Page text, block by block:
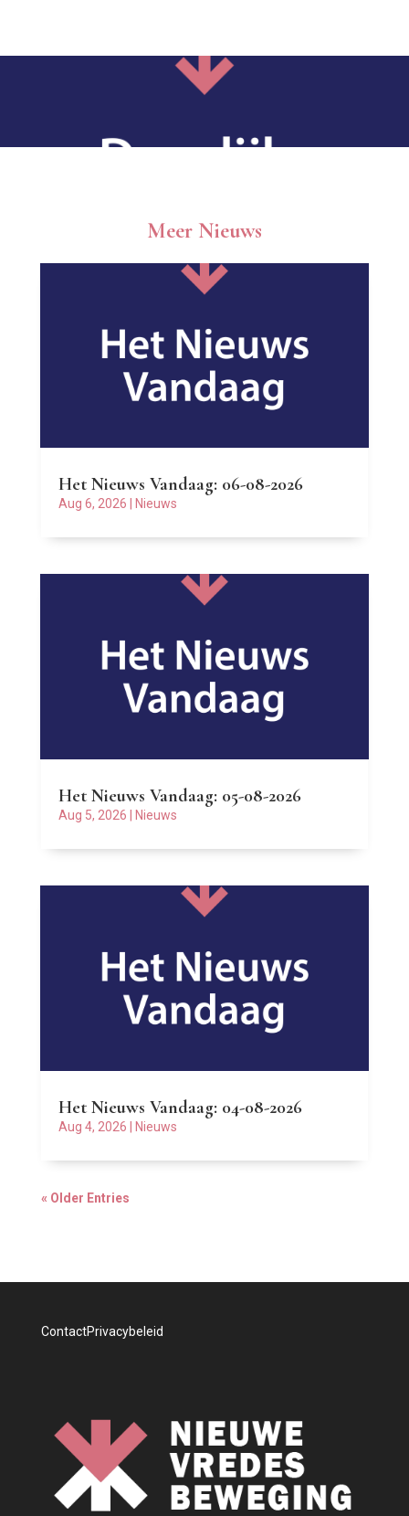
Meer Nieuws
Het Nieuws Vandaag: 06-08-2026
Aug 6, 2026 Nieuws
Het Nieuws Vandaag: 05-08-2026
Aug 5, 2026 Nieuws
Het Nieuws Vandaag: 04-08-2026
Aug 4, 2026 Nieuws
« Older Entries
ContactPrivacybeleid